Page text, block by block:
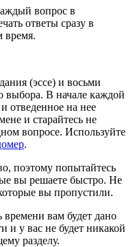
вопрос в
ответы сразу в
время.
(эссе) и восьми
выбора. В начале каждой
отведенное на нее
и старайтесь не
вопросе. Используйте
.
поэтому попытайтесь
вы решаете быстро. Не
вы пропустили.
вам будет дано
и у вас не будет никакой
разделу.